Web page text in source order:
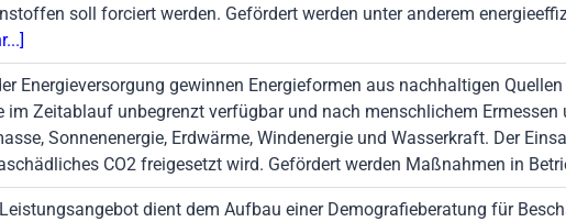
soll forciert werden. Gefördert werden unter anderem
Energieversorgung gewinnen Energieformen aus nachhaltigen
im Zeitablauf unbegrenzt verfügbar und nach menschlichem
Sonnenenergie, Erdwärme, Windenergie und Wasserkraft. Der
CO2 freigesetzt wird. Gefördert werden Maßnahmen in
dient dem Aufbau einer Demografieberatung für